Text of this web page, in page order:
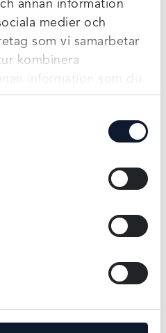
annan information
medier och
som vi samarbetar
kombinera
information som du
de har samlat in